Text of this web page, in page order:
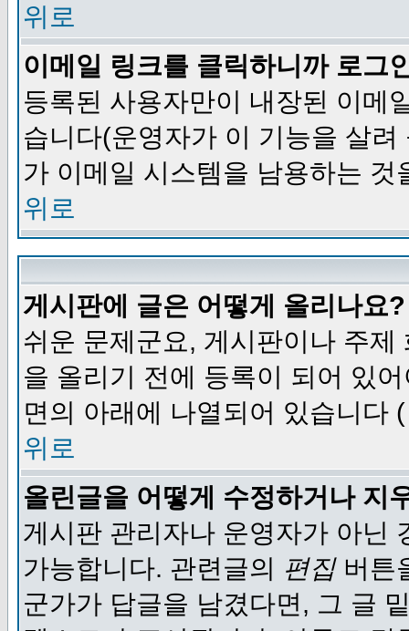
위로
이메일 링크를 클릭하니까 로그
등록된 사용자만이 내장된 이메
습니다(운영자가 이 기능을 살
가 이메일 시스템을 남용하는 것
위로
게시판에 글은 어떻게 올리나요?
쉬운 문제군요, 게시판이나 주
을 올리기 전에 등록이 되어 있
면의 아래에 나열되어 있습니다 (
위로
올린글을 어떻게 수정하거나 지
게시판 관리자나 운영자가 아닌
가능합니다. 관련글의 편집버튼
군가가 답글을 남겼다면, 그 글